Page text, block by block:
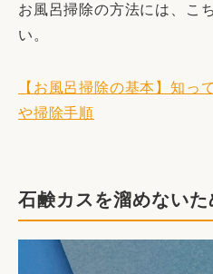
お風呂掃除の方法には、こ
い。
【お風呂掃除の基本】知っ
や掃除手順
石鹸カスを溜めないた